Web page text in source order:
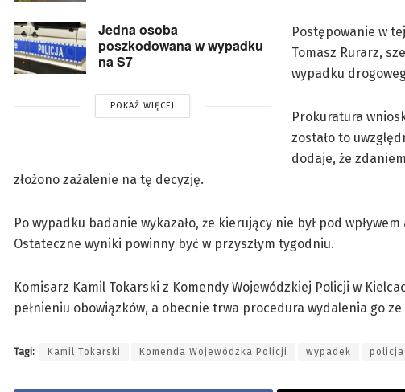
Jedna osoba
poszkodowana w wypadku
na S7
POKAŻ WIĘCEJ
Postępowanie w
Tomasz Rurarz,
wypadku
Prokuratura
zostało to
dodaje, że
złożono zażalenie na tę decyzję.
Po wypadku badanie wykazało, że kierujący nie był pod
Ostateczne wyniki powinny być w przyszłym tygodniu.
Komisarz Kamil Tokarski z Komendy Wojewódzkiej Policji w
pełnieniu obowiązków, a obecnie trwa procedura wydalenia go ze
Tagi: Kamil Tokarski Komenda Wojewódzka Policji wypadek policja